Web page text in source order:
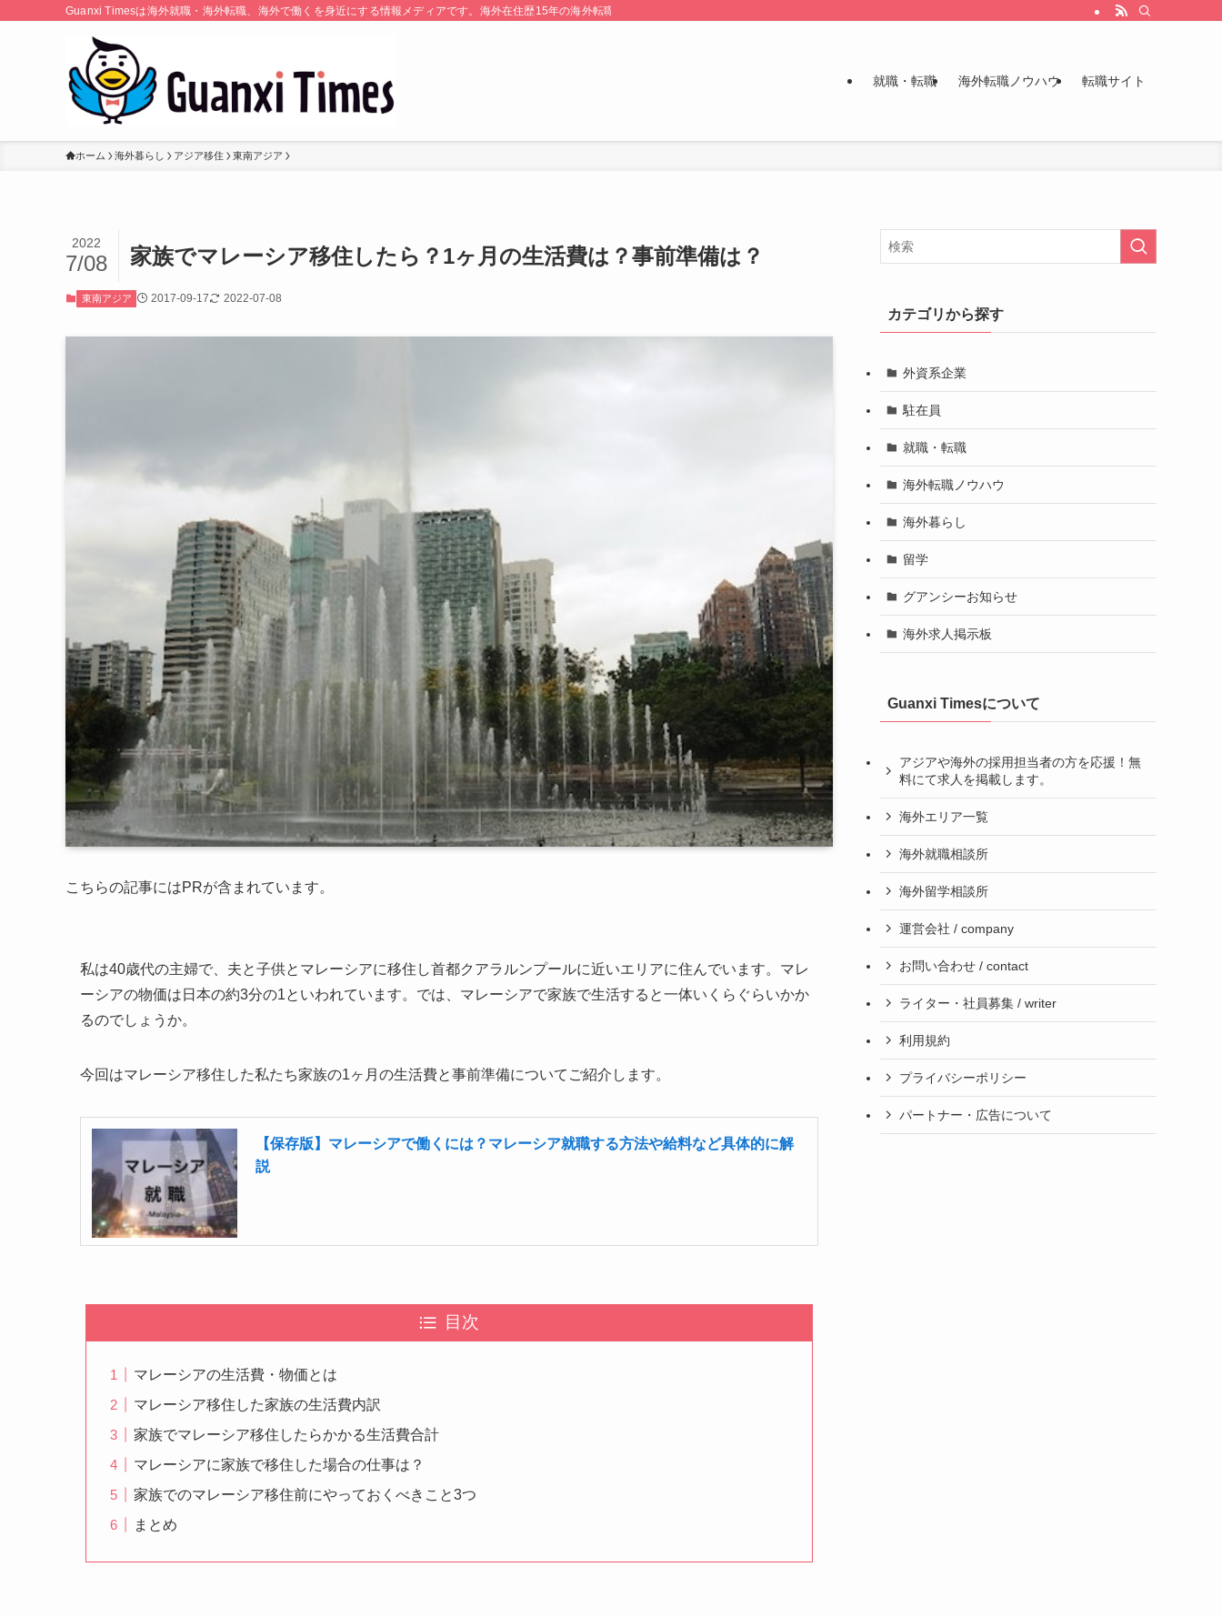
Guanxi Timesは海外就職・海外転職、海外で働くを身近にする情報メディアです。海外在住歴15年の海外転職のプロが監修・運営しています。
就職・転職 海外転職ノウハウ 転職サイト
ホーム 海外暮らし アジア移住 東南アジア
家族でマレーシア移住したら？1ヶ月の生活費は？事前準備は？
2022
7/08
東南アジア 2017-09-17 2022-07-08
こちらの記事にはPRが含まれています。
私は40歳代の主婦で、夫と子供とマレーシアに移住し首都クアラルンプールに近いエリアに住んでいます。マレ
ーシアの物価は日本の約3分の1といわれています。では、マレーシアで家族で生活すると一体いくらぐらいかか
るのでしょうか。
今回はマレーシア移住した私たち家族の1ヶ月の生活費と事前準備についてご紹介します。
【保存版】マレーシアで働くには？マレーシア就職する方法や給料など具体的に解
説
目次
マレーシアの生活費・物価とは
マレーシア移住した家族の生活費内訳
家族でマレーシア移住したらかかる生活費合計
マレーシアに家族で移住した場合の仕事は？
家族でのマレーシア移住前にやっておくべきこと3つ
まとめ
カテゴリから探す
外資系企業
駐在員
就職・転職
海外転職ノウハウ
海外暮らし
留学
グアンシーお知らせ
海外求人掲示板
Guanxi Timesについて
アジアや海外の採用担当者の方を応援！無
料にて求人を掲載します。
海外エリア一覧
海外就職相談所
海外留学相談所
運営会社 / company
お問い合わせ / contact
ライター・社員募集 / writer
利用規約
プライバシーポリシー
パートナー・広告について